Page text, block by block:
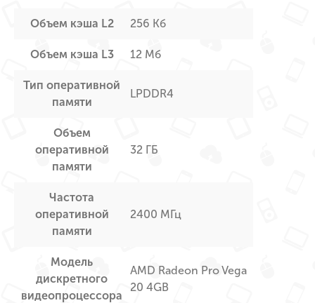
Объем кэша L2 256 Кб
Объем кэша L3 12 Мб
Тип оперативной
памяти
LPDDR4
Объем
оперативной
памяти
32 ГБ
Частота
оперативной
памяти
2400 МГц
Модель
дискретного
видеопроцессора
AMD Radeon Pro Vega
20 4GB